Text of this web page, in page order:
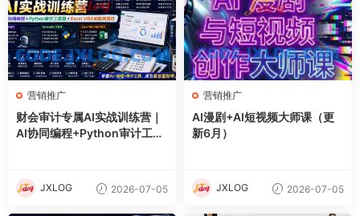
营销推广
财会审计专属AI实战训练营｜
AI协同编程+Python审计工具
JXLOG 2026-07-05
营销推广
AI漫剧+AI短视频大师课（更
新6月）
JXLOG 2026-07-05